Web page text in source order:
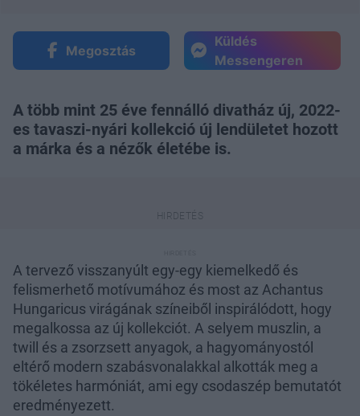
Megosztás
Küldés
Messengeren
A több mint 25 éve fennálló divatház új, 2022-
es tavaszi-nyári kollekció új lendületet hozott
a márka és a nézők életébe is.
A tervező visszanyúlt egy-egy kiemelkedő és
felismerhető motívumához és most az Achantus
Hungaricus virágának színeiből inspirálódott, hogy
megalkossa az új kollekciót. A selyem muszlin, a
twill és a zsorzsett anyagok, a hagyományostól
eltérő modern szabásvonalakkal alkották meg a
tökéletes harmóniát, ami egy csodaszép bemutatót
eredményezett.